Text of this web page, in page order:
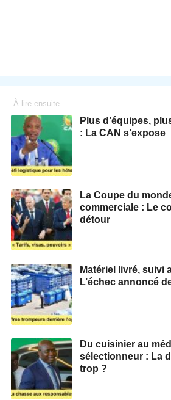
À lire ensuite
Plus d’équipes,
: La CAN s’expose
La Coupe du
commerciale : Le
détour
Matériel livré, suivi
L’échec annoncé
Du cuisinier au
sélectionneur : La
trop ?